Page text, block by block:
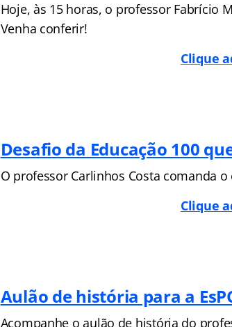
Hoje, às 15 horas, o professor Fabrício
Venha conferir!
Clique
Desafio da Educação 100
O professor Carlinhos Costa comanda o
Clique
Aulão de história para a
Acompanhe o aulão de história do